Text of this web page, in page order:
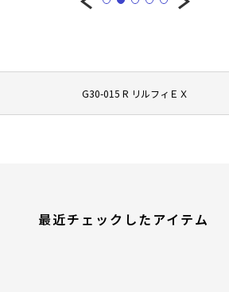
G30-015 R リルフィＥＸ
最近チェックしたアイテム